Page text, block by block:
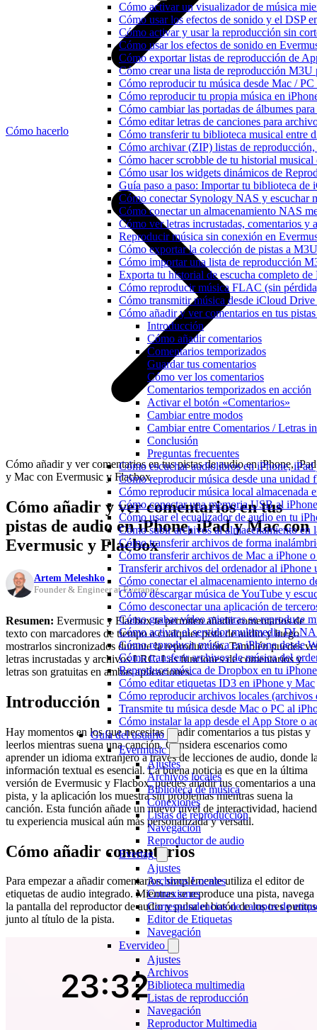
Cómo activar un visualizador de música
Cómo usar los efectos de sonido y el DSP
Cómo activar y usar la reproducción sin
Cómo usar los efectos de sonido en
Cómo exportar listas de reproducción de
Cómo crear una lista de reproducción
Cómo reproducir tu música desde Mac /
Cómo reproducir tu propia música en
Cómo cambiar las portadas de álbumes
Cómo editar letras de canciones para
Cómo transferir tu biblioteca musical entre
Cómo archivar (ZIP) listas de
Cómo hacer scrobble de tu historial
Cómo usar los widgets dinámicos de
Guía paso a paso: Importar tu biblioteca
Cómo conectar Synology NAS y escuchar
Cómo conectar un almacenamiento NAS
Cómo ver letras incrustadas, comentarios
Reproducir música sin conexión en
Cómo exportar la colección de pistas a
Cómo importar una lista de reproducción
Exporta tu historial de escucha completo
Cómo reproducir música FLAC (sin
Cómo transmitir música desde iCloud
Cómo añadir y ver comentarios en tus
Introducción
Cómo añadir comentarios
Comentarios temporizados
Guardar tus comentarios
Cómo ver los comentarios
Comentarios temporizados en acción
Activar el botón «Comentarios»
Cambiar entre modos
Cambiar entre Comentarios / Letras
Conclusión
Preguntas frecuentes
Cómo escuchar audiolibros en iPhone,
Cómo reproducir música desde una
Cómo reproducir música local almacenada
Cómo conectar una memoria USB al
Cómo usar el ecualizador de audio en tu
Cómo subir archivos al almacenamiento
Cómo transferir archivos de forma
Cómo transferir archivos de Mac a iPhone
Transferir archivos del ordenador al
Cómo conectar el almacenamiento interno
Cómo descargar música de YouTube y
Cómo desconectar una aplicación de
Cómo grabar vídeo mientras se reproduce
Cómo activar el servidor multimedia
Cómo reproducir música en iPhone desde
Cómo transferir archivos de música del
Reproduce música de Dropbox en tu
Cómo editar etiquetas ID3 en iPhone y Mac
Cómo reproducir archivos locales (archivos
Transmite tu música desde Mac o PC al
Cómo instalar la app desde el App Store o
Guía del usuario
Evermusic
Ajustes
Archivos locales
Biblioteca de música
Conexiones
Listas de reproducción
Navegación
Reproductor de audio
Evertag
Ajustes
Archivos Locales
Conexiones
Correspondencias de campos de
Editor de Etiquetas
Navegación
Evervideo
Ajustes
Archivos
Biblioteca multimedia
Listas de reproducción
Navegación
Reproductor Multimedia
Cómo hacerlo
Cómo añadir y ver comentarios en tus pistas de audio en iPhone, iPad
y Mac con Evermusic y Flacbox
Cómo añadir y ver comentarios en tus
pistas de audio en iPhone, iPad y Mac con
Evermusic y Flacbox
Artem Meleshko
Founder & Engineer at Everappz
Resumen: Evermusic y Flacbox te permiten añadir comentarios de
texto con marcadores de tiempo a cualquier pista de audio y luego
mostrarlos sincronizados durante la reproducción. También puedes
letras incrustadas y archivos LRC. Las funciones de comentarios y
letras son gratuitas en ambas aplicaciones.
Introducción
Hay momentos en los que necesitas añadir comentarios a tus pistas y
leerlos mientras suena una canción. Considera escenarios como
aprender un idioma extranjero a través de lecciones de audio, donde
información textual es esencial. La buena noticia es que en la última
versión de Evermusic y Flacbox, puedes añadir tus comentarios a una
pista, y la aplicación los muestra sin problemas mientras suena la
canción. Esta función añade un nuevo nivel de interactividad,
tu experiencia musical aún más personalizada y versátil.
Cómo añadir comentarios
Para empezar a añadir comentarios, simplemente utiliza el editor de
etiquetas de audio integrado. Mientras se reproduce una pista, navega
la pantalla del reproductor de audio y pulsa el botón de los tres puntos
junto al título de la pista.